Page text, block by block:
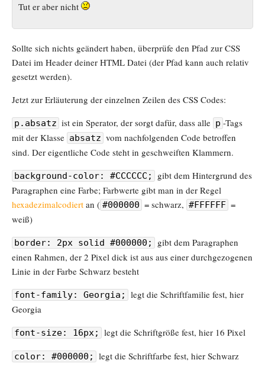
Tut er aber nicht
Sollte sich nichts geändert haben, überprüfe den Pfad zur CSS
Datei im Header deiner HTML Datei (der Pfad kann auch relativ
gesetzt werden).
Jetzt zur Erläuterung der einzelnen Zeilen des CSS Codes:
p.absatz ist ein Sperator, der sorgt dafür, dass alle p -Tags
mit der Klasse absatz vom nachfolgenden Code betroffen
sind. Der eigentliche Code steht in geschweiften Klammern.
background-color: #CCCCCC;
gibt dem Hintergrund des
Paragraphen eine Farbe; Farbwerte gibt man in der Regel
hexadezimalcodiert an ( #000000 = schwarz, #FFFFFF =
weiß)
border: 2px solid #000000;
gibt dem Paragraphen
einen Rahmen, der 2 Pixel dick ist aus aus einer durchgezogenen
Linie in der Farbe Schwarz besteht
font-family: Georgia;
legt die Schriftfamilie fest, hier
Georgia
font-size: 16px; legt die Schriftgröße fest, hier 16 Pixel
color: #000000; legt die Schriftfarbe fest, hier Schwarz